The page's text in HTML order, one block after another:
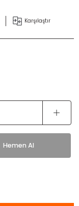
Karşılaştır
Hemen Al